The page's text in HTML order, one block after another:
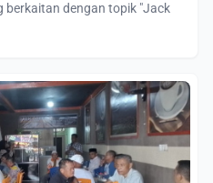
berkaitan dengan topik "Jack